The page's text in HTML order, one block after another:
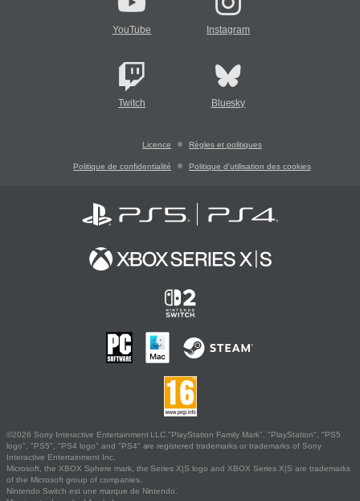
YouTube Instagram
Twitch Bluesky
Licence Règles et politiques
Politique de confidentialité Politique d'utilisation des cookies
©2026 Sony Interactive Entertainment LLC."PlayStation Family Mark", "PlayStation", "PS5
logo", "PS5", "PS4 logo" and "PS4" are registered trademarks or trademarks of Sony
Interactive Entertainment Inc.
Microsoft, the XBOX Sphere mark, the Series X|S logo and XBOX Series X|S are trademarks
of the Microsoft group of companies.
Nintendo Switch est une marque de Nintendo.